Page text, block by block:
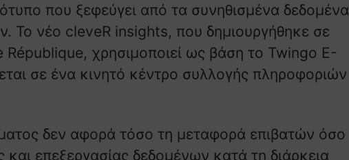
που ξεφεύγει από τα συνηθισμένα δεδομένα
Το νέο cleveR insights, που δημιουργήθηκε σε
χρησιμοποιεί ως βάση το Twingo E-
σε ένα κινητό κέντρο συλλογής πληροφοριών
δεν αφορά τόσο τη μεταφορά επιβατών όσο
επεξεργασίας δεδομένων κατά τη διάρκεια